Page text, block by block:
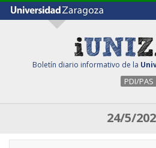
Boletín diario informativo de la
PDI/PAS
24/5/